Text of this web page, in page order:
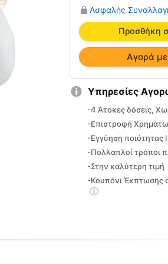
Ύπνου
Merylin
(61x40x12.5)
AMVE
ποσότητα
Ασφαλής
Προσθήκη
Αγορά
Υπηρεσίες
-4 Άτοκες δόσεις,
-Επιστροφή
-Εγγύηση ποιότητας
-Πολλαπλοί τρόποι
-Στην καλύτερη τιμή
-Κουπόνι Έκπτωσης